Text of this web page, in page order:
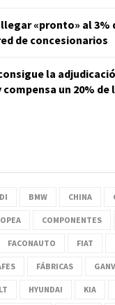
llegar «pronto» al
de concesionarios
la
compensa un 20% de
BMW CHINA
COMPONENTES
FACONAUTO FIAT
FÁBRICAS
HYUNDAI KIA